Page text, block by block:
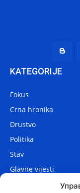
KATEGORIJE
Fokus
Crna hronika
Drustvo
Politika
Stav
Glavne vijesti